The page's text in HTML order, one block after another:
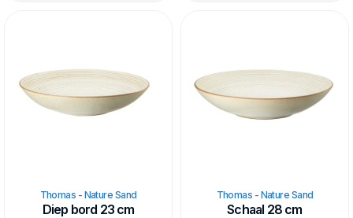
Thomas - Nature Sand
Diep bord 23 cm
Thomas - Nature Sand
Schaal 28 cm